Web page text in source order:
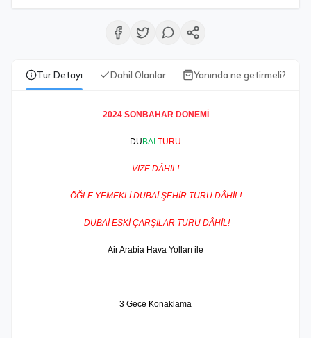
Tur Detayı Dahil Olanlar Yanında ne getirmeli?
2024 SONBAHAR DÖNEMİ
DU BAİ TURU
VİZE DÂHİL!
ÖĞLE YEMEKLİ DUBAİ ŞEHİR TURU DÂHİL!
DUBAİ ESKİ ÇARŞILAR TURU DÂHİL!
Air Arabia Hava Yolları ile
3 Gece Konaklama